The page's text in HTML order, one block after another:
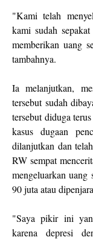
"Kami telah
kami sudah
memberikan uang
tambahnya.
Ia melanjutkan,
tersebut sudah
tersebut diduga
kasus dugaan
dilanjutkan dan
RW sempat
mengeluarkan
90 juta atau
"Saya pikir ini
karena depresi